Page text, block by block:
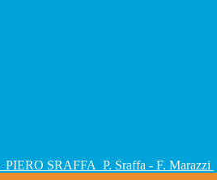
PIERO SRAFFA P. Sraffa - F. Marazzi